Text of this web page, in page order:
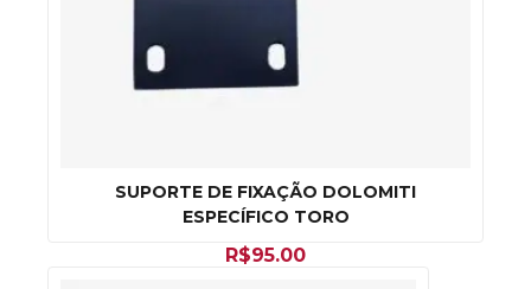
SUPORTE DE FIXAÇÃO DOLOMITI
ESPECÍFICO TORO
R$95.00